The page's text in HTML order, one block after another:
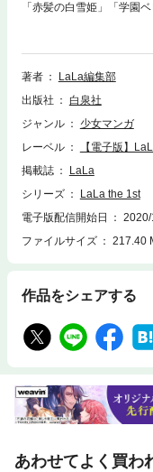
「赤髪の白雪姫」「学園
で、まとめて読めちゃう
しょうじょ!! season0」
見つかります！※単行本の
ちらは、各作品の単行本
著者
LaLa編集部
出版社
白泉社
ジャンル
少女マンガ
レーベル
【電子版】
掲載誌
LaLa
シリーズ
LaLa the 1st
電子版配信開始日
ファイルサイズ
217.40
作品をシェアする
あわせてよく買わ